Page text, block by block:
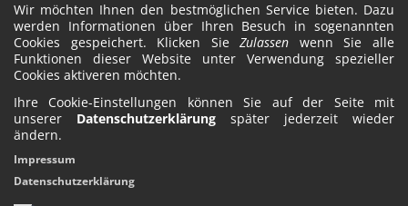
Wir möchten Ihnen den bestmöglichen Service bieten. Dazu
werden Informationen über Ihren Besuch in sogenannten
Cookies gespeichert. Klicken SieZulassen wenn Sie alle
Funktionen dieser Website unter Verwendung spezieller
Cookies aktiveren möchten.
Ihre Cookie-Einstellungen können Sie auf der Seite mit
unserer Datenschutzerklärung später jederzeit wieder
ändern.
Impressum
Datenschutzerklärung